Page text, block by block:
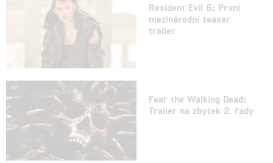
Resident Evil 6: První
mezinárodní teaser
trailer
Fear the Walking Dead:
Trailer na zbytek 2. řady